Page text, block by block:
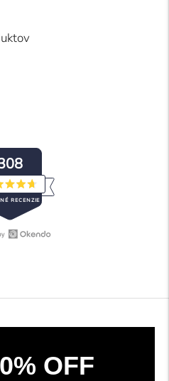
RECENZIE
Ohodnotené
4.7
5
hviezdičiek
v
okne
s
4.7
z
5
OFF